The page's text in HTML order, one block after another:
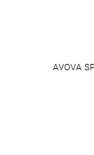
AVOVA